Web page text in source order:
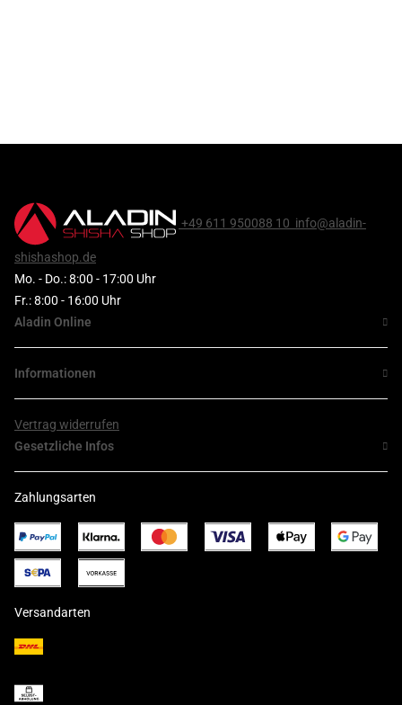
+49 611 950088 10 info@aladin-
shishashop.de
Mo. - Do.: 8:00 - 17:00 Uhr
Fr.: 8:00 - 16:00 Uhr
Aladin Online
Informationen
Vertrag widerrufen
Gesetzliche Infos
Zahlungsarten
Versandarten